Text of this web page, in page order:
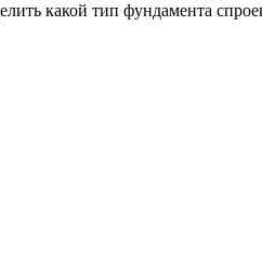
какой тип фундамента